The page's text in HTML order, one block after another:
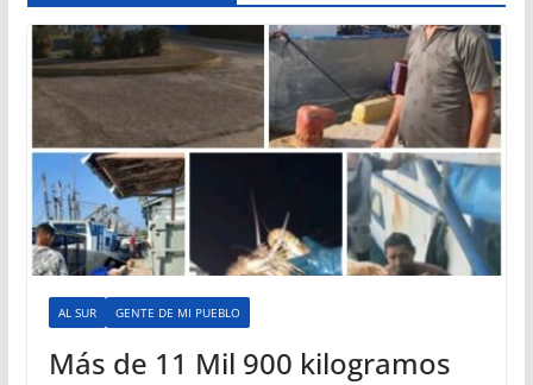
AL SUR GENTE DE MI PUEBLO
Más de 11 Mil 900 kilogramos